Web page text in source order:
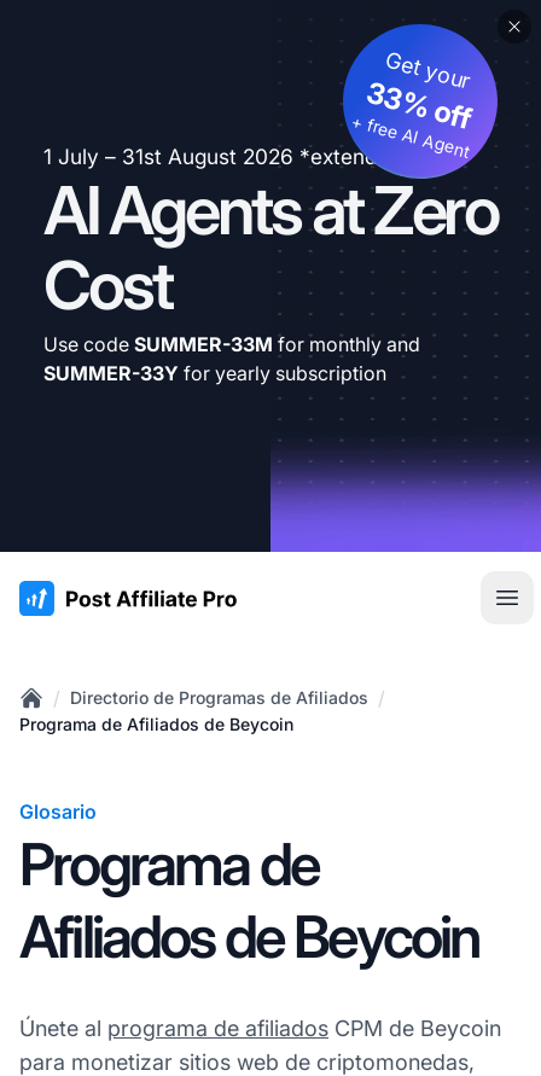
1 July – 31st August 2026 *extended
AI Agents at Zero
Cost
Get your
33% off
+ free AI Agent
Use code SUMMER-33M for monthly and
SUMMER-33Y for yearly subscription
:site.title
Home
/ Directorio de Programas de Afiliados /
Programa de Afiliados de Beycoin
Glosario
Programa de
Afiliados de Beycoin
Únete al programa de afiliados CPM de Beycoin
para monetizar sitios web de criptomonedas,